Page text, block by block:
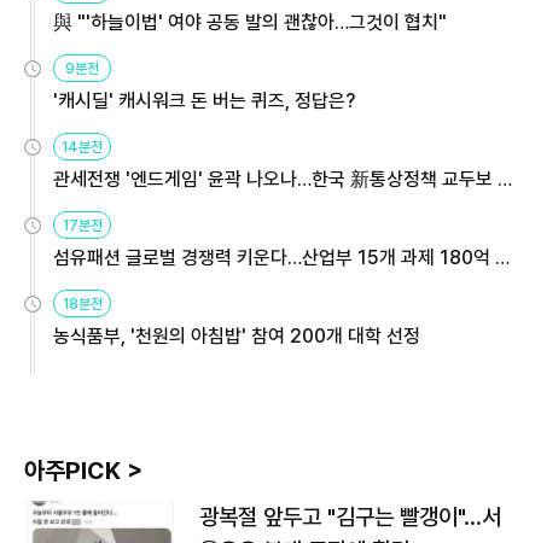
與 "'하늘이법' 여야 공동 발의 괜찮아…그것이 협치"
9분전
'캐시딜' 캐시워크 돈 버는 퀴즈, 정답은?
14분전
관세전쟁 '엔드게임' 윤곽 나오나…한국 新통상정책 교두보 활
17분전
섬유패션 글로벌 경쟁력 키운다…산업부 15개 과제 180억 지
18분전
농식품부, '천원의 아침밥' 참여 200개 대학 선정
아주PICK >
광복절 앞두고 "김구는 빨갱이"…서